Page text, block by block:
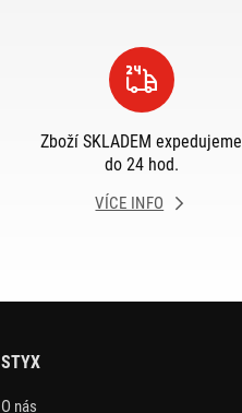
Zboží SKLADEM expedujeme
do 24 hod.
VÍCE INFO
STYX
O nás